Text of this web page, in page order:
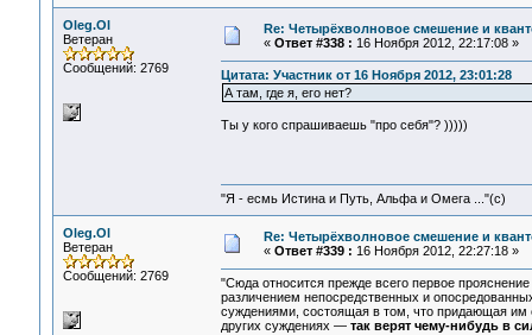
Oleg.Ol
Ветеран
Сообщений: 2769
Re: Четырёхволновое смешение и
« Ответ #338 : 16 Ноября 2012, 22:17:08 »
Цитата: Участник от 16 Ноября 2012, 23:01:28
А там, где я, его нет?
Ты у кого спрашиваешь "про себя"? )))))
"Я - есмь Истина и Путь, Альфа и Омега ..."(с)
Oleg.Ol
Ветеран
Сообщений: 2769
Re: Четырёхволновое смешение и
« Ответ #339 : 16 Ноября 2012, 22:27:18 »
"Сюда относится прежде всего первое
различением непосредственных и
суждениями, состоящая в том, что придающая им
других суждениях — так верят чему-нибудь в